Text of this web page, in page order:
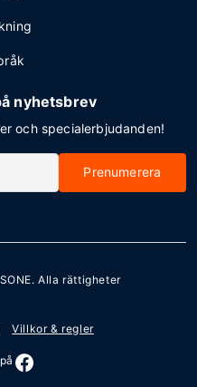
nyhetsbrev
och specialerbjudanden!
Prenumerera
. Alla rättigheter
Villkor & regler